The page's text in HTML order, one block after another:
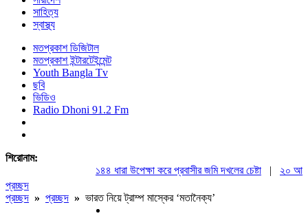
সাহিত্য
স্বাস্থ্য
মতপ্রকাশ ডিজিটাল
মতপ্রকাশ ইন্টারটেইন্মেন্ট
Youth Bangla Tv
ছবি
ভিডিও
Radio Dhoni 91.2 Fm
শিরোনাম:
১৪৪ ধারা উপেক্ষা করে প্রবাসীর জমি দখলের চেষ্টা|
২০ আগস্ট
প্রচ্ছদ
প্রচ্ছদ » প্রচ্ছদ » ভারত নিয়ে ট্রাম্প মাস্কের ‘মতানৈক্য’